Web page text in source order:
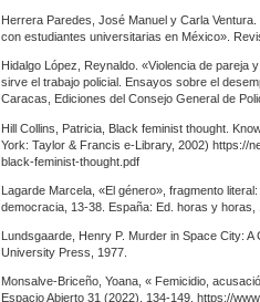
Herrera Paredes, José Manuel y Carla
con estudiantes universitarias en México».
Hidalgo López, Reynaldo. «Violencia de
sirve el trabajo policial. Ensayos sobre el
Caracas, Ediciones del Consejo General de
Hill Collins, Patricia, Black feminist thought.
York: Taylor & Francis e-Library, 2002) https://
black-feminist-thought.pdf
Lagarde Marcela, «El género», fragmento
democracia, 13-38. España: Ed. horas y horas,
Lundsgaarde, Henry P. Murder in Space City:
University Press, 1977.
Monsalve-Briceño, Yoana, « Femicidio,
Espacio Abierto 31 (2022), 134-149. https://